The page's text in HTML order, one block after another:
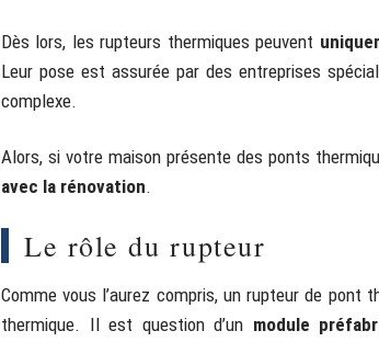
Dès lors, les rupteurs thermiques peuvent
Leur pose est assurée par des entreprises
complexe.
Alors, si votre maison présente des ponts
avec la rénovation.
Le rôle du rupteur
Comme vous l’aurez compris, un rupteur de
thermique. Il est question d’un module